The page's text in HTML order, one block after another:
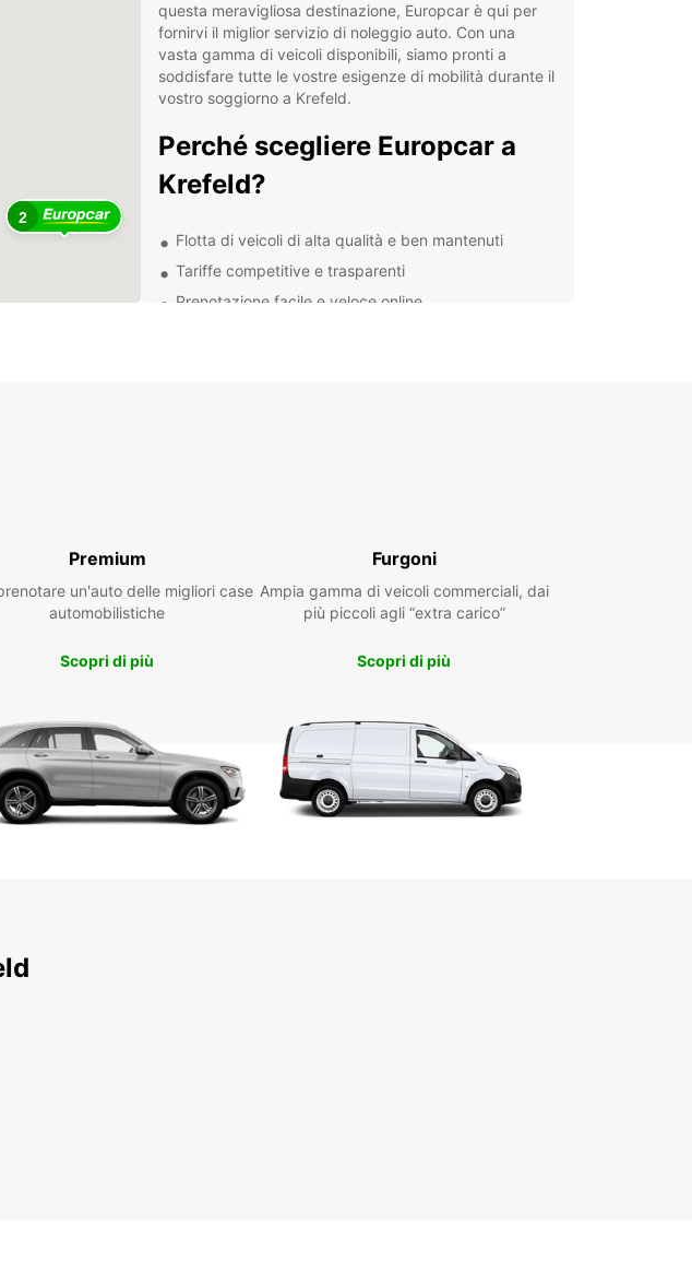
2
questa meravigliosa destinazione, Europcar è qui per
fornirvi il miglior servizio di noleggio auto. Con una
vasta gamma di veicoli disponibili, siamo pronti a
soddisfare tutte le vostre esigenze di mobilità durante il
vostro soggiorno a Krefeld.
Perché scegliere Europcar a
Krefeld?
Flotta di veicoli di alta qualità e ben mantenuti
Tariffe competitive e trasparenti
Prenotazione facile e veloce online
meraviglie. Dalle strade pittoresche del centro storico
alle attrazioni culturali e naturali della regione, c'è tanto
da vedere e fare in questa affascinante città. Prenotate
oggi la vostra auto con Europcar e iniziate la vostra
Non vediamo l'ora di darvi il benvenuto a Krefeld e di
fornirvi un'esperienza di noleggio auto indimenticabile.
Contattate Europcar oggi stesso per prenotare il vostro
veicolo ideale e godere di un viaggio senza pensieri
Premium
un'auto delle migliori case
automobilistiche
Scopri di più
Furgoni
Ampia gamma di veicoli commerciali, dai
più piccoli agli “extra carico”
Scopri di più